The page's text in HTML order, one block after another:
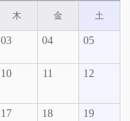
木 金 土
03 04 05
10 11 12
17 18 19